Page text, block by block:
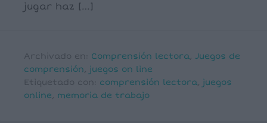
jugar haz […]
Archivado en: Comprensión lectora, Juegos de
comprensión, juegos on line
Etiquetado con: comprensión lectora, juegos
online, memoria de trabajo